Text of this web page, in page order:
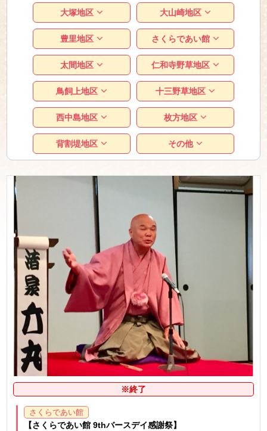
大塚地区 大山崎地区
豊里地区 さくらであい館
太間地区 仁和寺野草地区
鳥飼上地区 十三野草地区
西中島地区 枚方地区
背割堤地区 その他
※終了
さくらであい館
【さくらであい館 9thバースデイ感謝祭】